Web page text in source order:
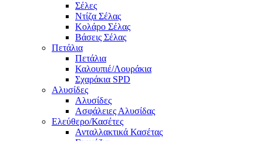
Σέλες
Ντίζα Σέλας
Κολάρο Σέλας
Βάσεις Σέλας
Πετάλια
Πετάλια
Καλουπιέ/Λουράκια
Σχαράκια SPD
Αλυσίδες
Αλυσίδες
Ασφάλειες Αλυσίδας
Ελεύθερο/Κασέτες
Ανταλλακτικά Κασέτας